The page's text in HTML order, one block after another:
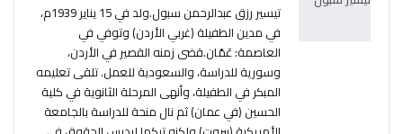
تيسير رزق عبدالرحمن سبول.ولد في 15 يناير 1939م،
في مدين الطفيلة (غربي الأردن) وتوفي في
العاصمة: عَمّان.قضى زمنه القصير في الأردن،
وسورية للدراسة، والسعودية للعمل. تلقى تعليمه
المبكر في الطفيلة، وأنهى المرحلة الثانوية في كلية
الحسين (في عمان) ثم نال منحة للدراسة بالجامعة